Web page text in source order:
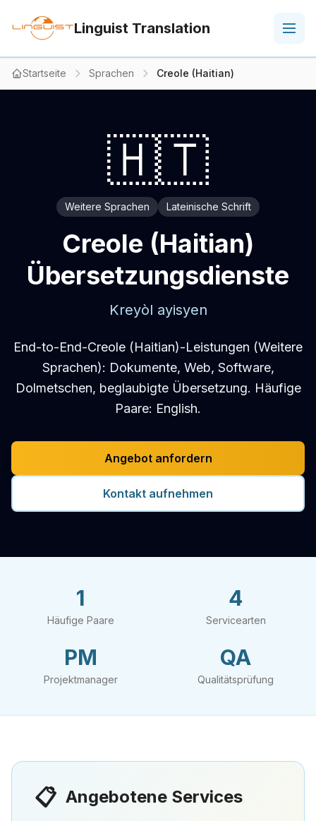
Linguist Translation
Startseite Sprachen Creole (Haitian)
🇭🇹
Weitere Sprachen Lateinische Schrift
Creole (Haitian)
Übersetzungsdienste
Kreyòl ayisyen
End-to-End-Creole (Haitian)-Leistungen (Weitere
Sprachen): Dokumente, Web, Software,
Dolmetschen, beglaubigte Übersetzung. Häufige
Paare: English.
Angebot anfordern
Kontakt aufnehmen
1
Häufige Paare
4
Servicearten
PM
Projektmanager
QA
Qualitätsprüfung
📋 Angebotene Services